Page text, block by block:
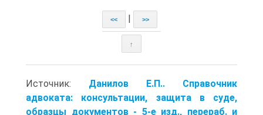
<< >>
↑
Источник: Данилов Е.П.. Справочник
адвоката: консультации, защита в суде,
образцы документов - 5-е изд., перераб. и